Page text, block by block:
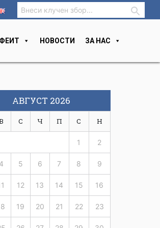
НОВОСТИ ЗА НАС
АВГУСТ 2026
С Ч П С Н
1 2
4 5 6 7 8 9
12 13 14 15 16
19 20 21 22 23